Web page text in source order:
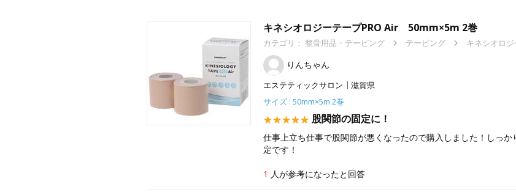
キネシオロジーテープPRO Air 50mm×5m 2巻
カテゴリ： 整骨用品・テーピング テーピング キネシオロ
りんちゃん
エステティックサロン
滋賀県
サイズ : 50mm×5m 2巻
股関節の固定に！
仕事上立ち仕事で股関節が悪くなったので購入しました！しっ
定です！
1 人が参考になったと回答